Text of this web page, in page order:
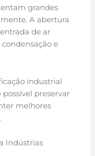
grandes
A abertura
de ar
e
industrial
preservar
melhores
Indústrias